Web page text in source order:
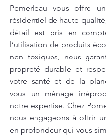
Pomerleau vous offre
résidentiel de haute
détail est pris en
l’utilisation de produits
non toxiques, nous
propreté durable et
votre santé et de la
vous un ménage
notre expertise. Chez
nous engageons à offrir
en profondeur qui vous